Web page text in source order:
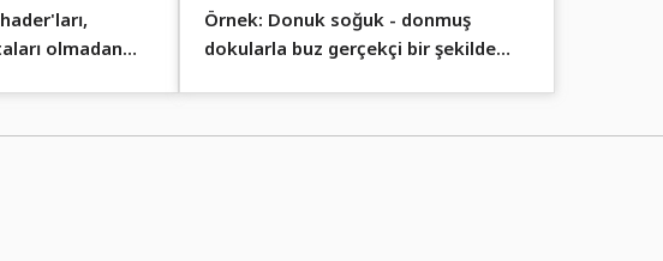
olmadan
Örnek: Donuk soğuk - donmuş
dokularla buz gerçekçi bir şekilde